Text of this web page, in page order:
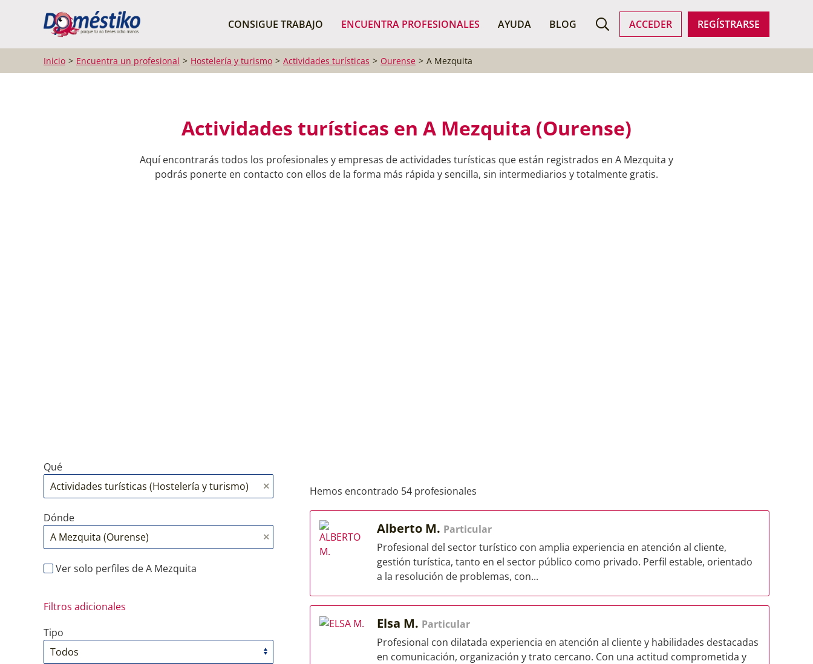
CONSIGUE TRABAJO ENCUENTRA PROFESIONALES AYUDA BLOG ACCEDER REGÍSTRARSE
BUSCAR PROFESIONALES
Inicio Encuentra un profesional Hostelería y turismo Actividades turísticas Ourense A Mezquita
Actividades turísticas en A Mezquita (Ourense)
Aquí encontrarás todos los profesionales y empresas de actividades turísticas que están registrados en A Mezquita y
podrás ponerte en contacto con ellos de la forma más rápida y sencilla, sin intermediarios y totalmente gratis.
Qué
Dónde
Ver solo perfiles de A Mezquita
Filtros adicionales
Tipo
Hemos encontrado 54 profesionales
Alberto M. Particular
Profesional del sector turístico con amplia experiencia en atención al cliente,
gestión turística, tanto en el sector público como privado. Perfil estable, orientado
a la resolución de problemas, con...
Elsa M. Particular
Profesional con dilatada experiencia en atención al cliente y habilidades destacadas
en comunicación, organización y trato cercano. Con una actitud comprometida y